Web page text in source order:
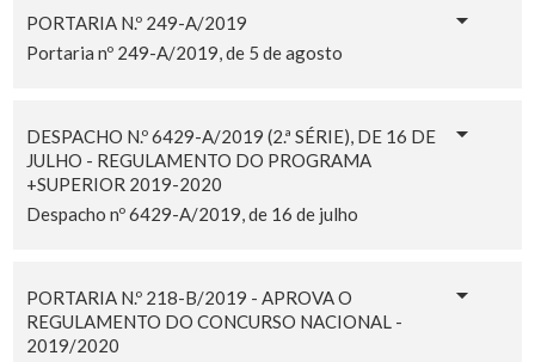
PORTARIA N.º 249-A/2019
Portaria nº 249-A/2019, de 5 de agosto
DESPACHO N.º 6429-A/2019 (2.ª SÉRIE), DE 16 DE
JULHO - REGULAMENTO DO PROGRAMA
+SUPERIOR 2019-2020
Despacho nº 6429-A/2019, de 16 de julho
PORTARIA N.º 218-B/2019 - APROVA O
REGULAMENTO DO CONCURSO NACIONAL -
2019/2020